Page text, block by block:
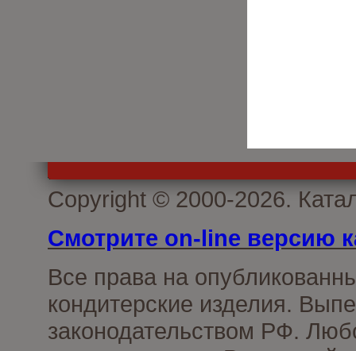
Copyright © 2000-2026.
Смотрите on-line версию
Все права на
кондитерские изделия.
законодательством РФ.